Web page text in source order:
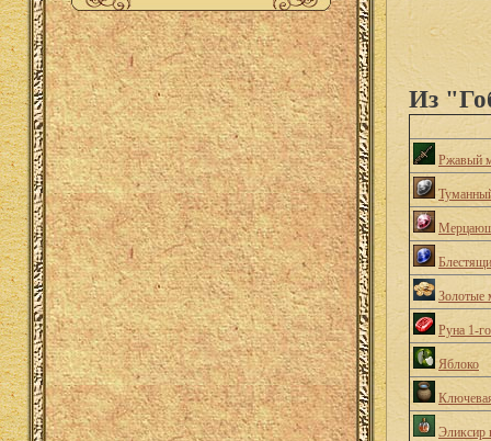
Из
Ржавый
Золотые
Руна 1-
Яблоко
Эликсир